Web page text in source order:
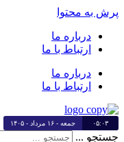
پرش به محتوا
درباره ما
ارتباط با ما
درباره ما
ارتباط با ما
۰۵:۰۳ جمعه - ۱۶ مرداد - ۱۴۰۵
جستجو ...